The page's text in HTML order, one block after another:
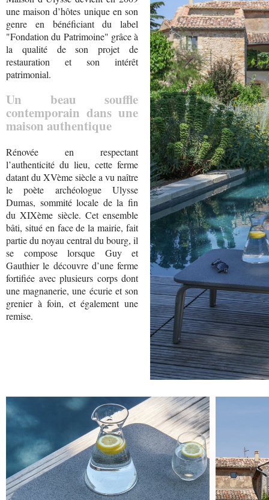
une maison d’hôtes unique en son
genre en bénéficiant du label
"Fondation du Patrimoine" grâce à
la qualité de son projet de
restauration et son intérêt
patrimonial.
Un beau souffle
contemporain dans une
maison authentique
Rénovée en respectant
l’authenticité du lieu, cette ferme
datant du XVème siècle a vu naître
le poète archéologue Ulysse
Dumas, sommité locale de la fin
du XIXème siècle. Cet ensemble
bâti, situé en face de la mairie, fait
partie du noyau central du bourg, il
se compose lorsque Guy et
Gauthier le découvre d’une ferme
fortifiée avec plusieurs corps dont
une magnanerie, une écurie et son
grenier à foin, et également une
remise.